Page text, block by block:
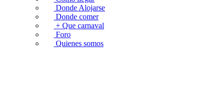
Donde Alojarse
Donde comer
+ Que carnaval
Foro
Quienes somos